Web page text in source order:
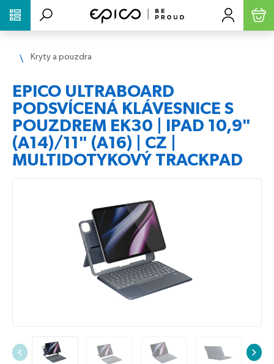
Kryty a pouzdra
EPICO ULTRABOARD
PODSVÍCENÁ KLÁVESNICE S
POUZDREM EK30 | IPAD 10,9"
(A14)/11" (A16) | CZ |
MULTIDOTYKOVÝ TRACKPAD